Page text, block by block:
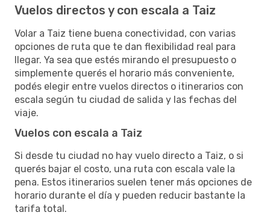
Vuelos directos y con escala a Taiz
Volar a Taiz tiene buena conectividad, con varias
opciones de ruta que te dan flexibilidad real para
llegar. Ya sea que estés mirando el presupuesto o
simplemente querés el horario más conveniente,
podés elegir entre vuelos directos o itinerarios con
escala según tu ciudad de salida y las fechas del
viaje.
Vuelos con escala a Taiz
Si desde tu ciudad no hay vuelo directo a Taiz, o si
querés bajar el costo, una ruta con escala vale la
pena. Estos itinerarios suelen tener más opciones de
horario durante el día y pueden reducir bastante la
tarifa total.